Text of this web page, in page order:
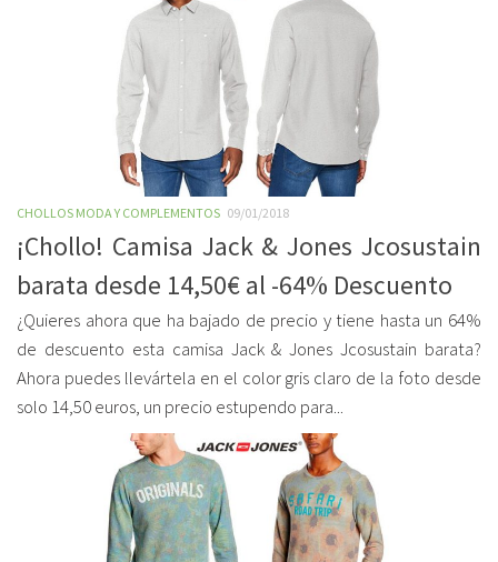
CHOLLOS MODA Y COMPLEMENTOS 09/01/2018
¡Chollo! Camisa Jack & Jones Jcosustain
barata desde 14,50€ al -64% Descuento
¿Quieres ahora que ha bajado de precio y tiene hasta un 64%
de descuento esta camisa Jack & Jones Jcosustain barata?
Ahora puedes llevártela en el color gris claro de la foto desde
solo 14,50 euros, un precio estupendo para...